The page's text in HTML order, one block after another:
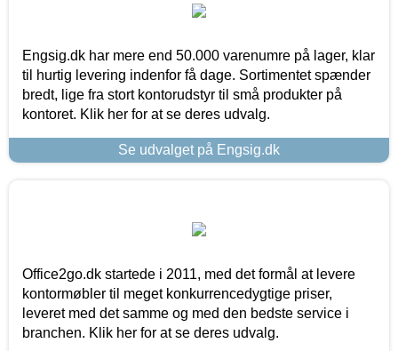
Engsig.dk har mere end 50.000 varenumre på lager, klar
til hurtig levering indenfor få dage. Sortimentet spænder
bredt, lige fra stort kontorudstyr til små produkter på
kontoret. Klik her for at se deres udvalg.
Se udvalget på Engsig.dk
Office2go.dk startede i 2011, med det formål at levere
kontormøbler til meget konkurrencedygtige priser,
leveret med det samme og med den bedste service i
branchen. Klik her for at se deres udvalg.